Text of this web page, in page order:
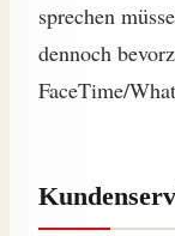
sprechen
dennoch
FaceTime/